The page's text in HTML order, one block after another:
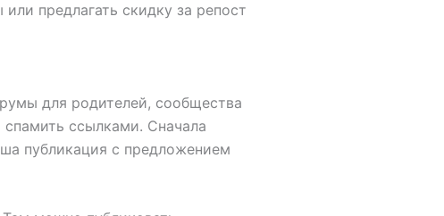
предлагать скидку за репост
для родителей, сообщества
ссылками. Сначала
публикация с предложением